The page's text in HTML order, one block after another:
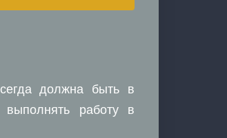
должна быть в
работу в